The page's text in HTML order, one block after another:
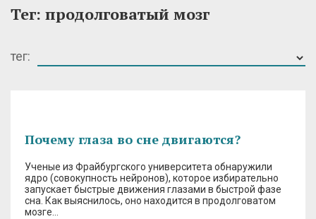
Тег: продолговатый мозг
тег:
Почему глаза во сне двигаются?
Ученые из Фрайбургского университета обнаружили
ядро (совокупность нейронов), которое избирательно
запускает быстрые движения глазами в быстрой фазе
сна. Как выяснилось, оно находится в продолговатом
мозге…